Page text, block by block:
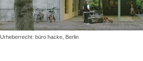
Urheberrecht: büro hacke, Berlin